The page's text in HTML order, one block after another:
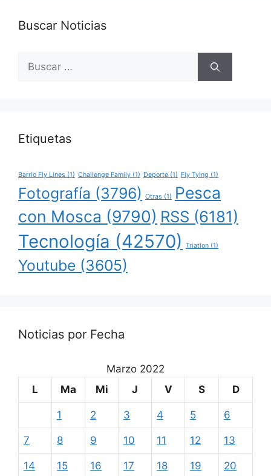
Buscar Noticias
Buscar:
Etiquetas
Barrio Fly Lines (1) Challenge Family (1) Deporte (1) Fly Tying (1)
Fotografía (3796) Otras (1)
Pesca
con Mosca (9790) RSS (6181)
Tecnología (42570) Triatlon (1)
Youtube (3605)
Noticias por Fecha
Marzo 2022
L
Ma Mi J V S D
1 2 3 4 5 6
7 8 9 10 11 12 13
14 15 16 17 18 19 20